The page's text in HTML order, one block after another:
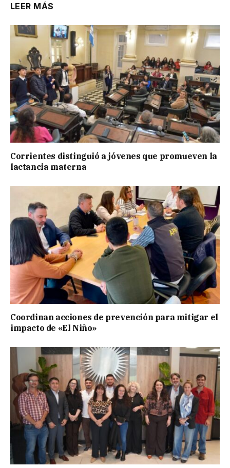
LEER MÁS
Corrientes distinguió a jóvenes que promueven la
lactancia materna
Coordinan acciones de prevención para mitigar el
impacto de «El Niño»